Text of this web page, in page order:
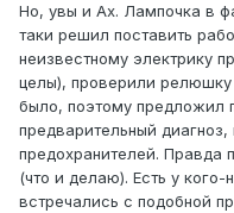
Но, увы и Ах. Лампочка в
таки решил поставить
неизвестному электрику
целы), проверили релюшку
было, поэтому предложил
предварительный
предохранителей. Правда
(что и делаю). Есть у
встречались с подобной